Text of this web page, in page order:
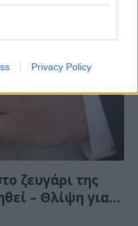
Privacy Policy
ζευγάρι της
– Θλίψη για